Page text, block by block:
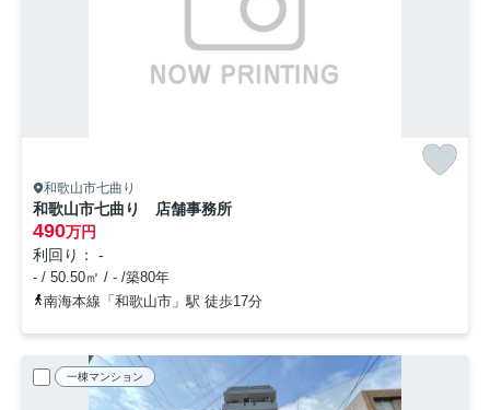
和歌山市七曲り
和歌山市七曲り 店舗事務所
490万円
利回り： -
- / 50.50㎡ / - /築80年
南海本線「和歌山市」駅 徒歩17分
一棟マンション